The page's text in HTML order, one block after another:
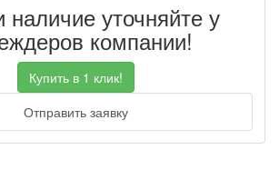
уточняйте у
компании!
Купить в 1 клик!
Отправить заявку